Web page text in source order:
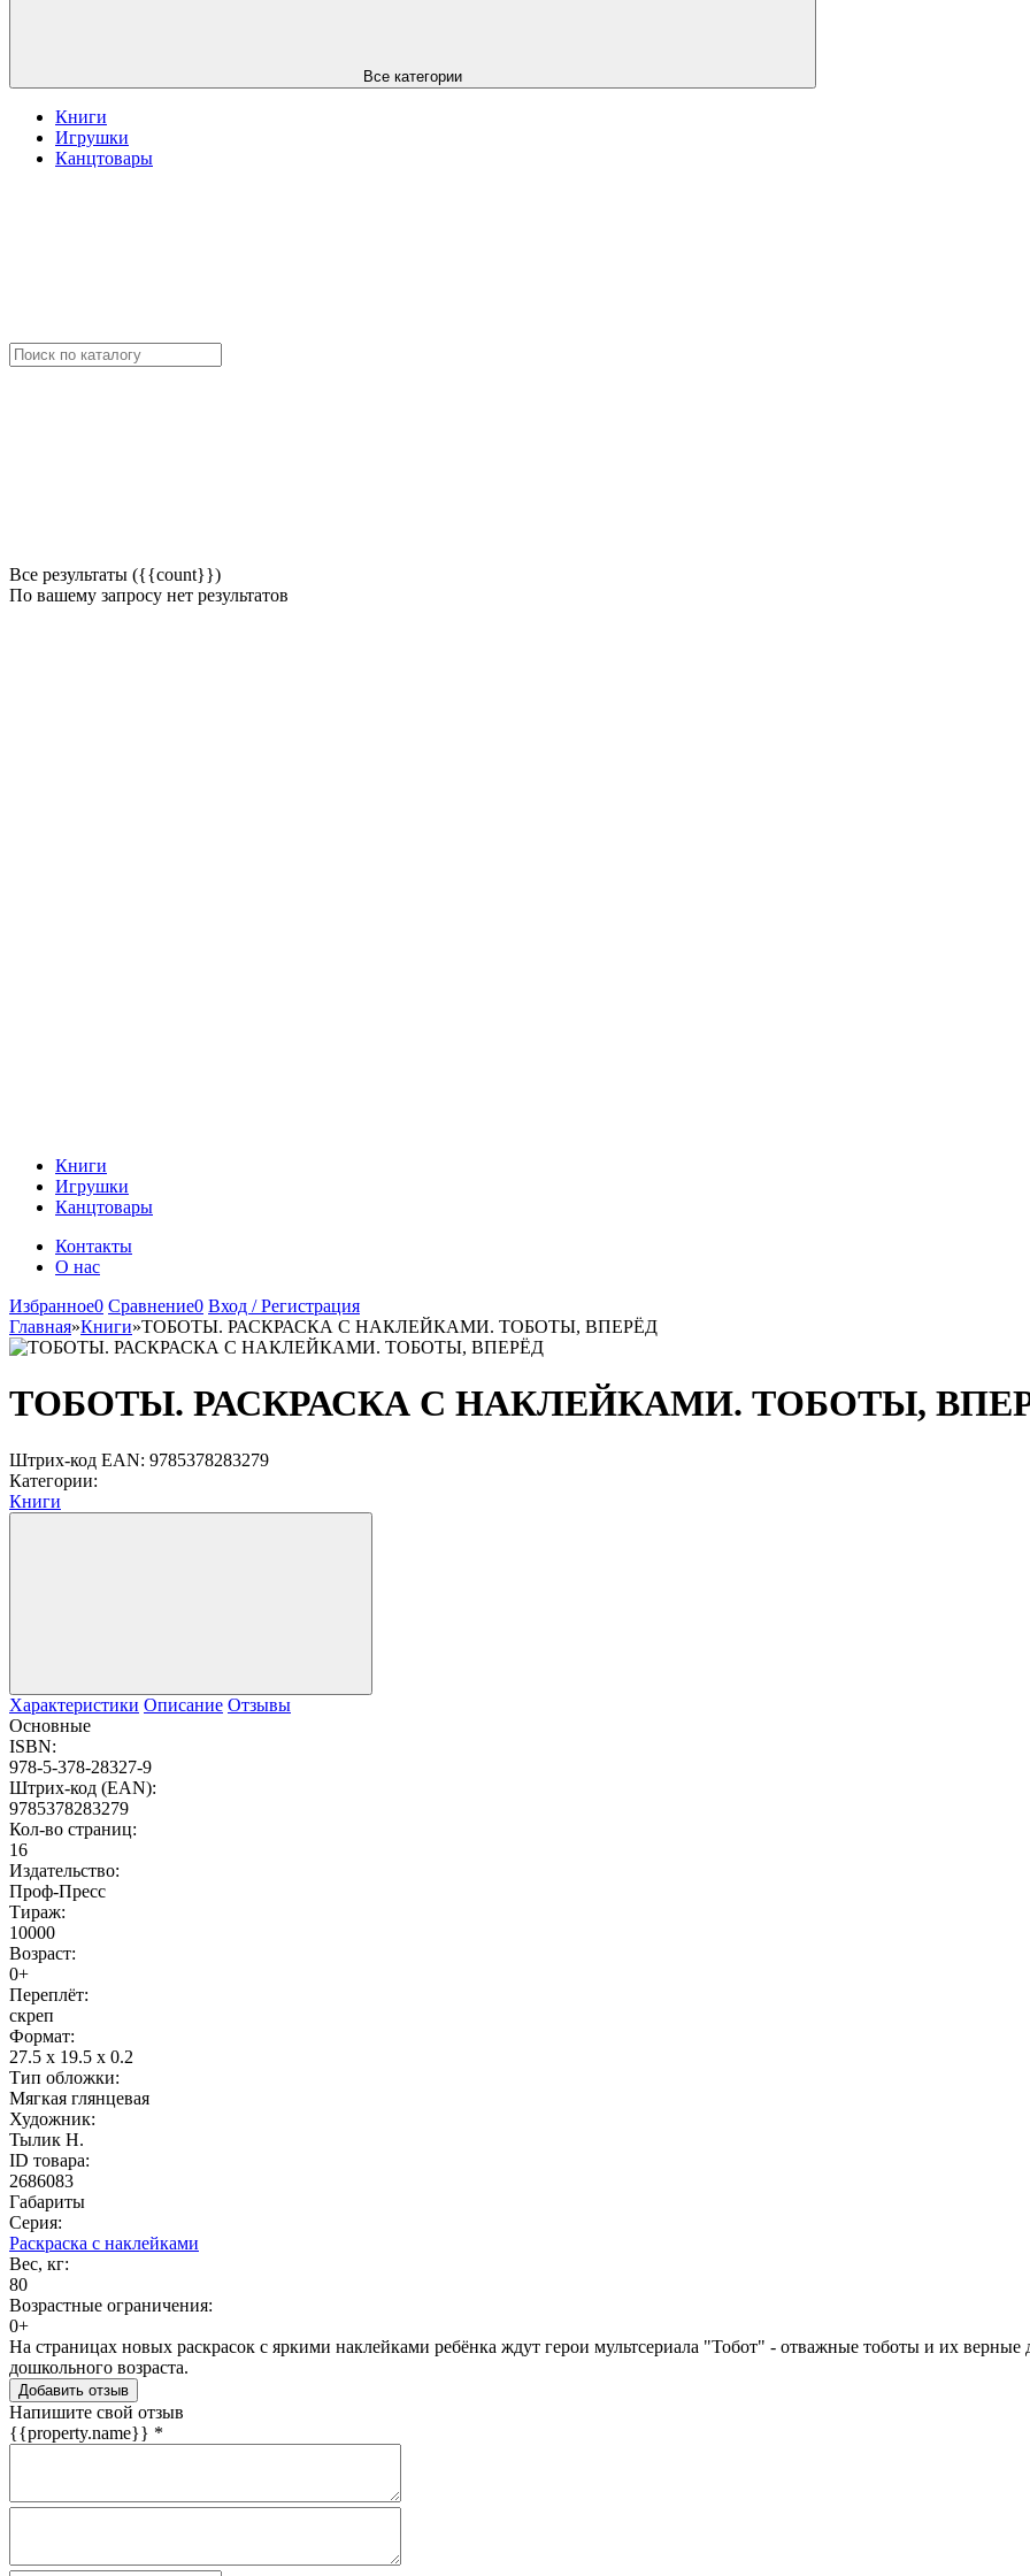
Все категории
Книги
Игрушки
Канцтовары
Все результаты ({{count}})
По вашему запросу нет результатов
Книги
Игрушки
Канцтовары
Контакты
О нас
Избранное0 Сравнение0 Вход / Регистрация
Главная»Книги»ТОБОТЫ. РАСКРАСКА С НАКЛЕЙКАМИ. ТОБОТЫ, ВПЕРЁД
ТОБОТЫ. РАСКРАСКА С НАКЛЕЙКАМИ. ТОБОТЫ,
Штрих-код EAN: 9785378283279
Категории:
Книги
Характеристики Описание Отзывы
Основные
ISBN:
978-5-378-28327-9
Штрих-код (EAN):
9785378283279
Кол-во страниц:
16
Издательство:
Проф-Пресс
Тираж:
10000
Возраст:
0+
Переплёт:
скреп
Формат:
27.5 x 19.5 x 0.2
Тип обложки:
Мягкая глянцевая
Художник:
Тылик Н.
ID товара:
2686083
Габариты
Серия:
Раскраска с наклейками
Вес, кг:
80
Возрастные ограничения:
0+
На страницах новых раскрасок с яркими наклейками ребёнка ждут герои мультсериала "Тобот" - отважные тоботы и их верные
дошкольного возраста.
Добавить отзыв
Напишите свой отзыв
{{property.name}} *